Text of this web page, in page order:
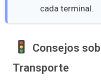
cada terminal.
Consejos
Transporte